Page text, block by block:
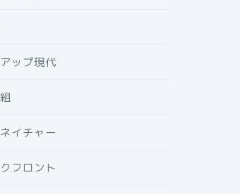
ップ現代
イチャー
フロント